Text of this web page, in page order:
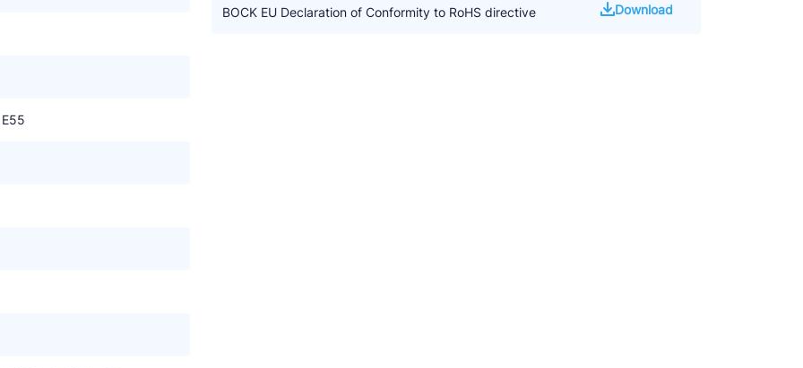
BOCK EU Declaration of Conformity to RoHS directive Download